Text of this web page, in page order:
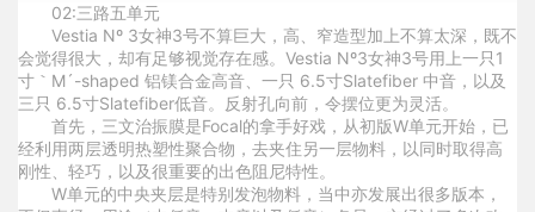
02:三路五单元
Vestia Nº 3女神3号不算巨大，高、窄造型加上不算太深，既不
会觉得很大，却有足够视觉存在感。Vestia Nº3女神3号用上一只1
寸｀M´-shaped 铝镁合金高音、一只 6.5寸Slatefiber 中音，以及
三只 6.5寸Slatefiber低音。反射孔向前，令摆位更为灵活。
首先，三文治振膜是Focal的拿手好戏，从初版W单元开始，已
经利用两层透明热塑性聚合物，去夹住另一层物料，以同时取得高
刚性、轻巧，以及很重要的出色阻尼特性。
W单元的中央夹层是特别发泡物料，当中亦发展出很多版本，